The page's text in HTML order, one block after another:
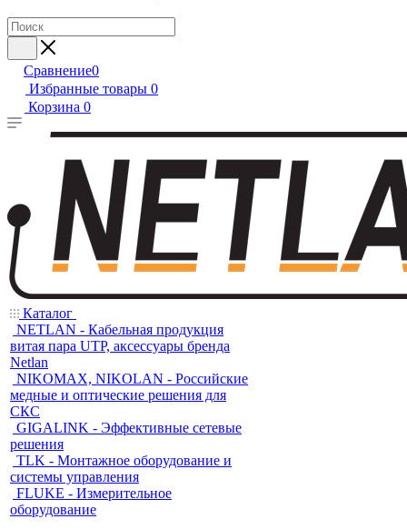
Сравнение0
Избранные товары 0
Корзина 0
Каталог
NETLAN - Кабельная продукция
витая пара UTP, аксессуары бренда
Netlan
NIKOMAX, NIKOLAN - Российские
медные и оптические решения для
СКС
GIGALINK - Эффективные сетевые
решения
TLK - Монтажное оборудование и
системы управления
FLUKE - Измерительное
оборудование